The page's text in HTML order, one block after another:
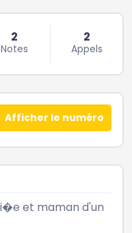
2
Notes
2
Appels
Afficher le numéro